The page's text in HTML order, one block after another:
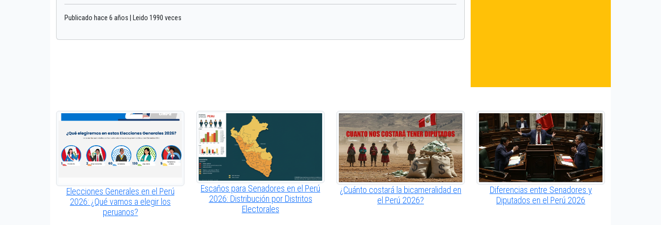
Publicado hace 6 años | Leido 1990 veces
Elecciones Generales en el Perú
2026: ¿Qué vamos a elegir los
peruanos?
Escaños para Senadores en el Perú
2026: Distribución por Distritos
Electorales
¿Cuánto costará la bicameralidad en
el Perú 2026?
Diferencias entre Senadores y
Diputados en el Perú 2026